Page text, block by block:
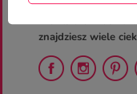
ZAJRZYJ
znajdziesz wiele